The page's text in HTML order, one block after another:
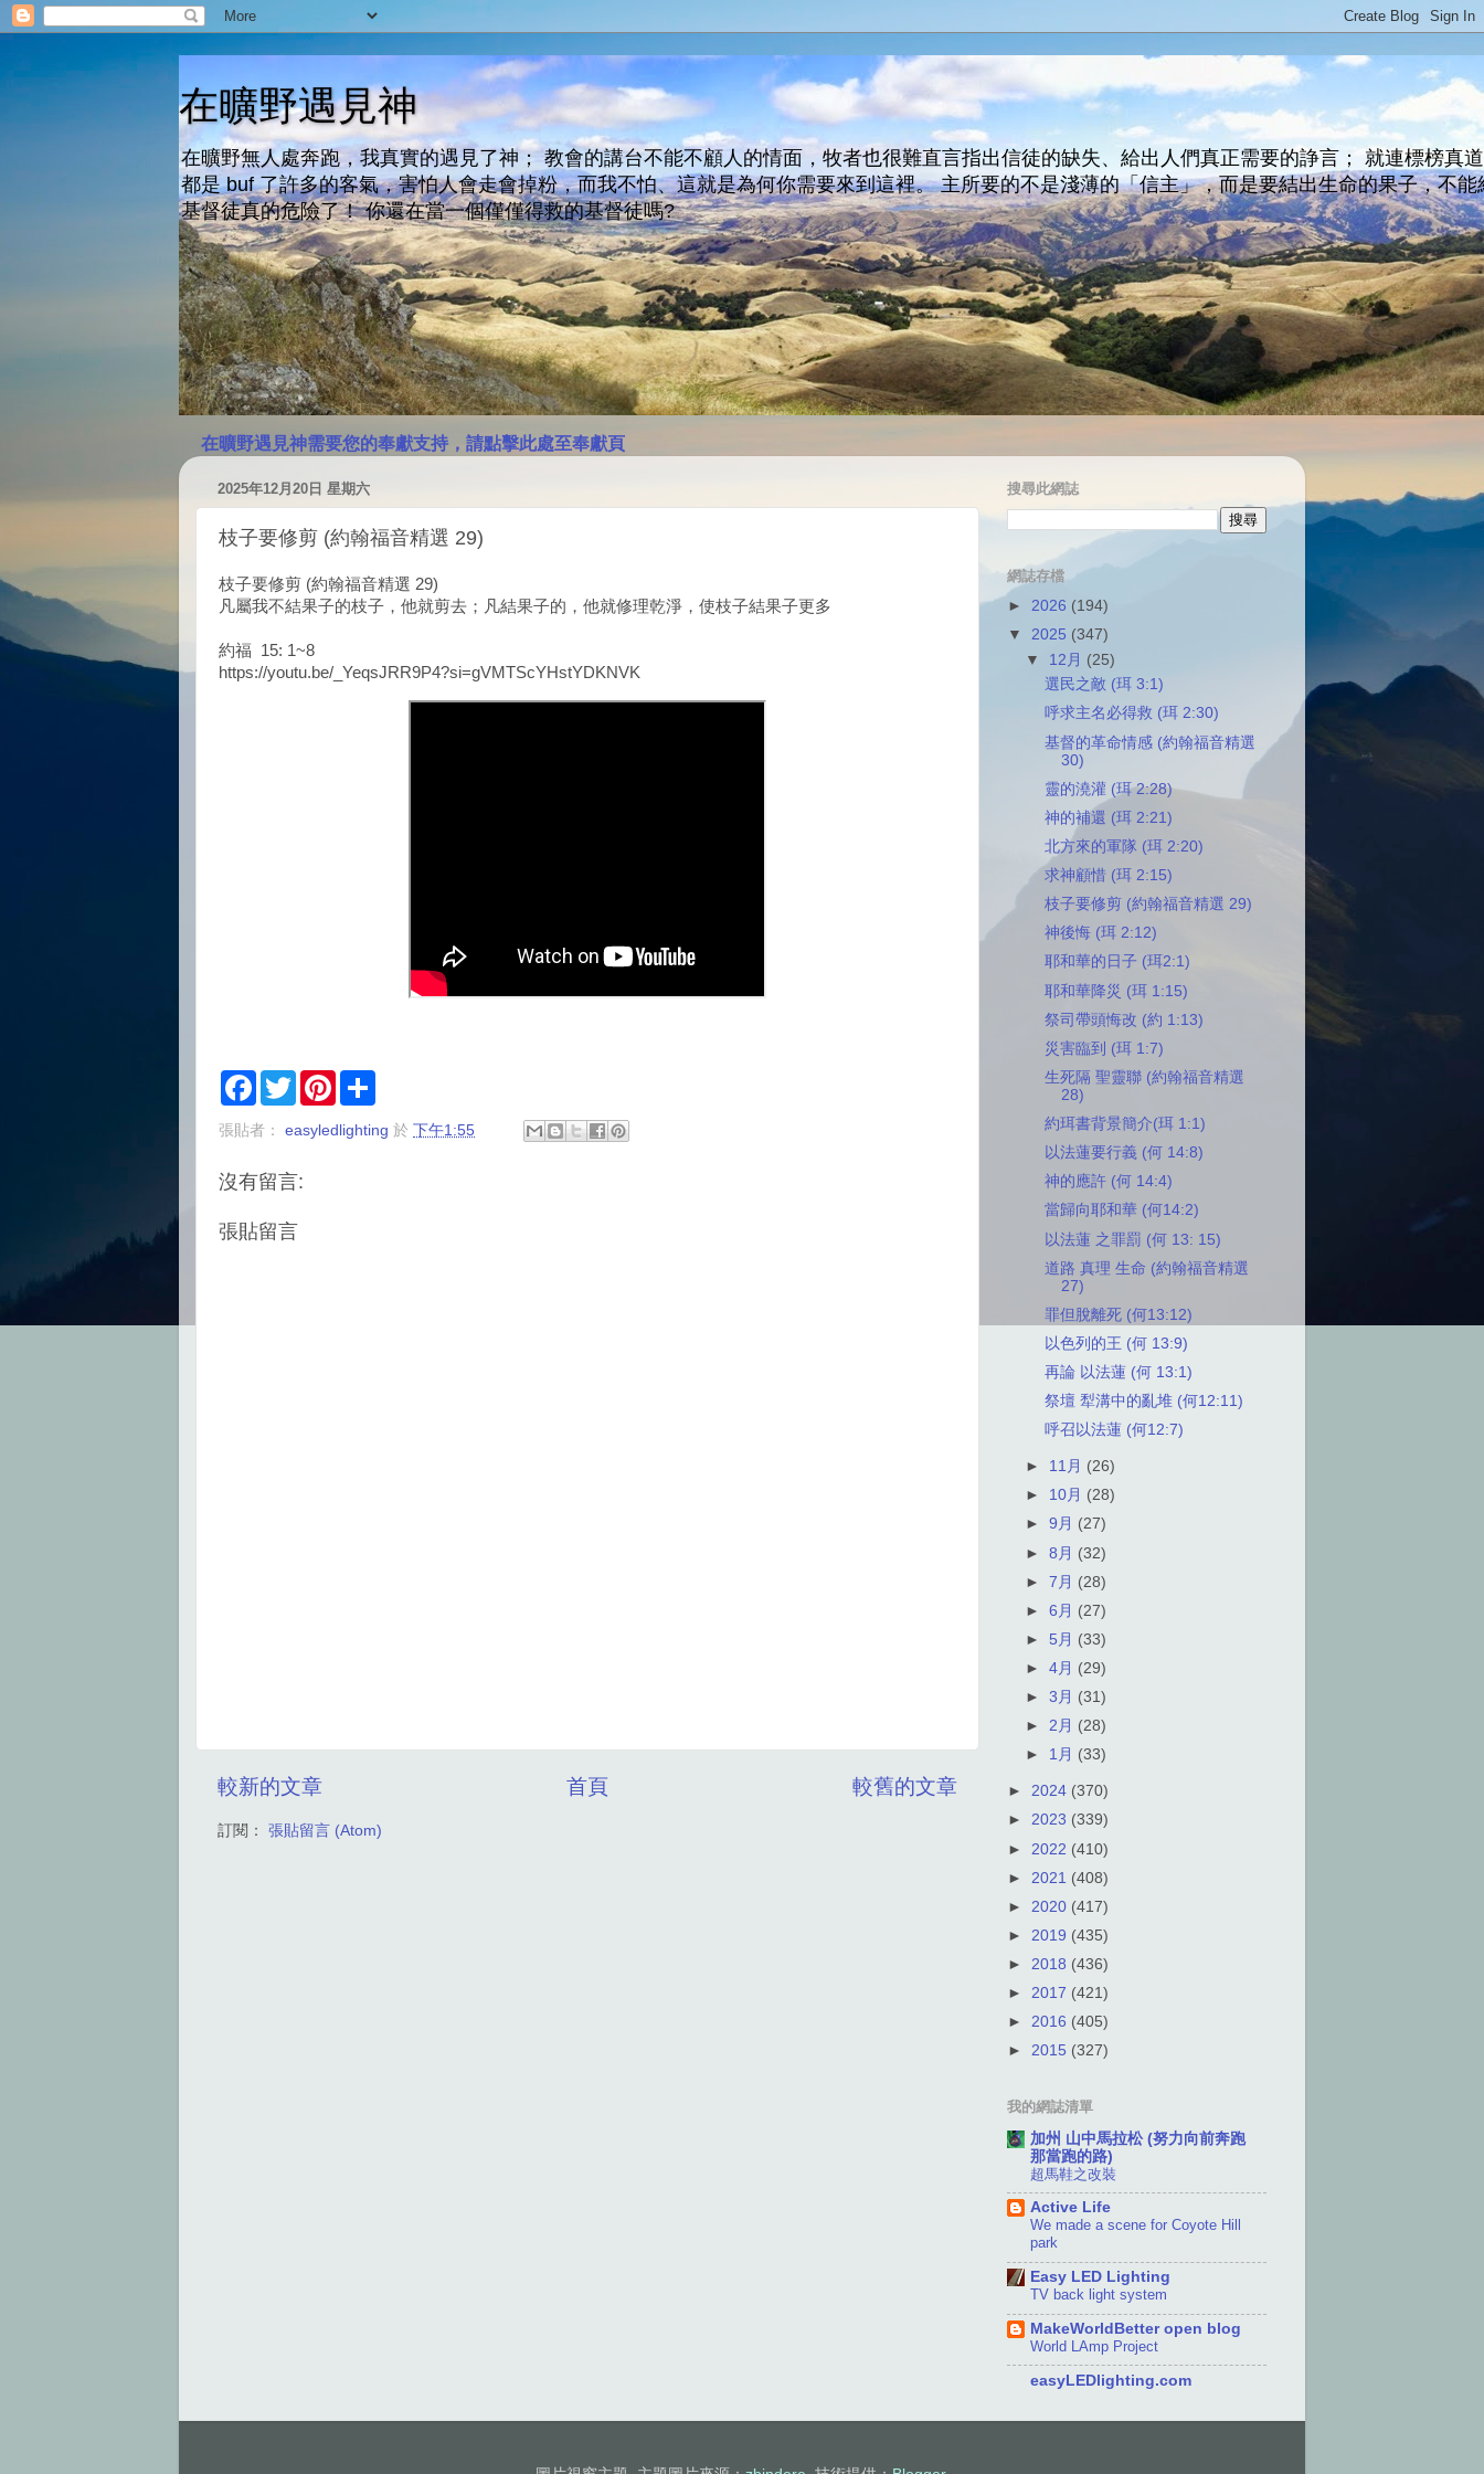
在曠野遇見神
在曠野無人處奔跑，我真實的遇見了神； 教會的講台不能不顧人的情面，牧者也很難直言指出信徒的缺失、給出人們真正需要的諍言； 就連標榜真
都是 buf 了許多的客氣，害怕人會走會掉粉，而我不怕、這就是為何你需要來到這裡。 主所要的不是淺薄的「信主」，而是要結出生命的果子，不能
基督徒真的危險了！ 你還在當一個僅僅得救的基督徒嗎?
在曠野遇見神需要您的奉獻支持，請點擊此處至奉獻頁
2025年12月20日 星期六
枝子要修剪 (約翰福音精選 29)
枝子要修剪 (約翰福音精選 29)
凡屬我不結果子的枝子，他就剪去；凡結果子的，他就修理乾淨，使枝子結果子更多
約福 15: 1~8
https://youtu.be/_YeqsJRR9P4?si=gVMTScYHstYDKNVK
F
e
o
T
w
t
r
P
t
r
張貼者： easyledlighting 於 下午1:55
沒有留言:
張貼留言
較新的文章 較舊的文章
首頁
訂閱： 張貼留言 (Atom)
搜尋此網誌
網誌存檔
► 2026 (194)
▼ 2025 (347)
▼ 12月 (25)
選民之敵 (珥 3:1)
呼求主名必得救 (珥 2:30)
基督的革命情感 (約翰福音精選
30)
靈的澆灌 (珥 2:28)
神的補還 (珥 2:21)
北方來的軍隊 (珥 2:20)
求神顧惜 (珥 2:15)
枝子要修剪 (約翰福音精選 29)
神後悔 (珥 2:12)
耶和華的日子 (珥2:1)
耶和華降災 (珥 1:15)
祭司帶頭悔改 (約 1:13)
災害臨到 (珥 1:7)
生死隔 聖靈聯 (約翰福音精選
28)
約珥書背景簡介(珥 1:1)
以法蓮要行義 (何 14:8)
神的應許 (何 14:4)
當歸向耶和華 (何14:2)
以法蓮 之罪罰 (何 13: 15)
道路 真理 生命 (約翰福音精選
27)
罪但脫離死 (何13:12)
以色列的王 (何 13:9)
再論 以法蓮 (何 13:1)
祭壇 犁溝中的亂堆 (何12:11)
呼召以法蓮 (何12:7)
► 11月 (26)
► 10月 (28)
►9月 (27)
►8月 (32)
►7月 (28)
►6月 (27)
► 5月 (33)
►4月 (29)
►3月 (31)
►2月 (28)
► 1月 (33)
► 2024 (370)
► 2023 (339)
► 2022 (410)
► 2021 (408)
► 2020 (417)
► 2019 (435)
► 2018 (436)
► 2017 (421)
► 2016 (405)
► 2015 (327)
我的網誌清單
加州 山中馬拉松 (努力向前奔跑
那當跑的路)
超馬鞋之改裝
Active Life
We made a scene for Coyote Hill
park
Easy LED Lighting
TV back light system
MakeWorldBetter open blog
World LAmp Project
easyLEDlighting.com